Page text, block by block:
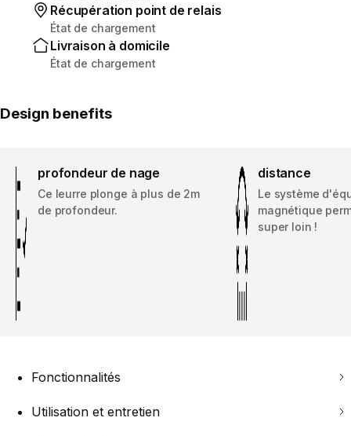
Récupération point de relais
État de chargement
Livraison à domicile
État de chargement
Design benefits
profondeur de nage
Ce leurre plonge à plus de 2m
de profondeur.
distance
Le système
magnétique
super loin !
Fonctionnalités
Utilisation et entretien